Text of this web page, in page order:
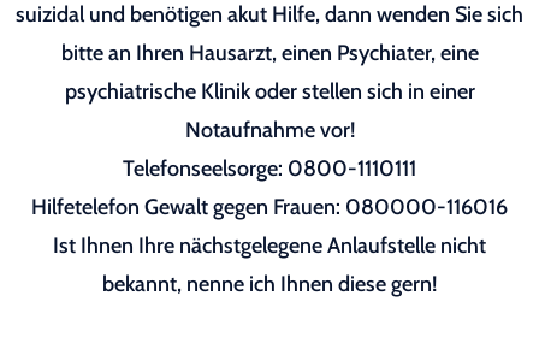
suizidal und benötigen akut Hilfe, dann wenden Sie sich
bitte an Ihren Hausarzt, einen Psychiater, eine
psychiatrische Klinik oder stellen sich in einer
Notaufnahme vor!
Telefonseelsorge: 0800-1110111
Hilfetelefon Gewalt gegen Frauen: 080000-116016
Ist Ihnen Ihre nächstgelegene Anlaufstelle nicht
bekannt, nenne ich Ihnen diese gern!